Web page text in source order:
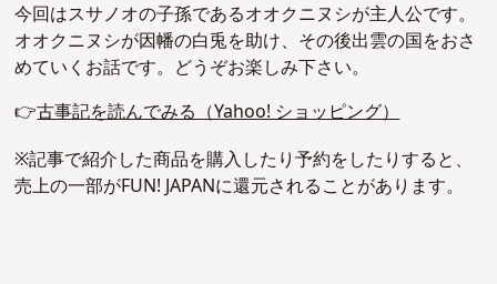
今回はスサノオの子孫であるオオクニヌシが主人公です。
オオクニヌシが因幡の白兎を助け、その後出雲の国をおさ
めていくお話です。どうぞお楽しみ下さい。
👉古事記を読んでみる（Yahoo! ショッピング）
※記事で紹介した商品を購入したり予約をしたりすると、
売上の一部がFUN! JAPANに還元されることがあります。